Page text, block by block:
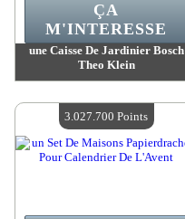
une Caisse De Jardinier Bosch
Theo Klein
Quantité Disponible :4
ÇA
M'INTERESSE
3.027.700 Points